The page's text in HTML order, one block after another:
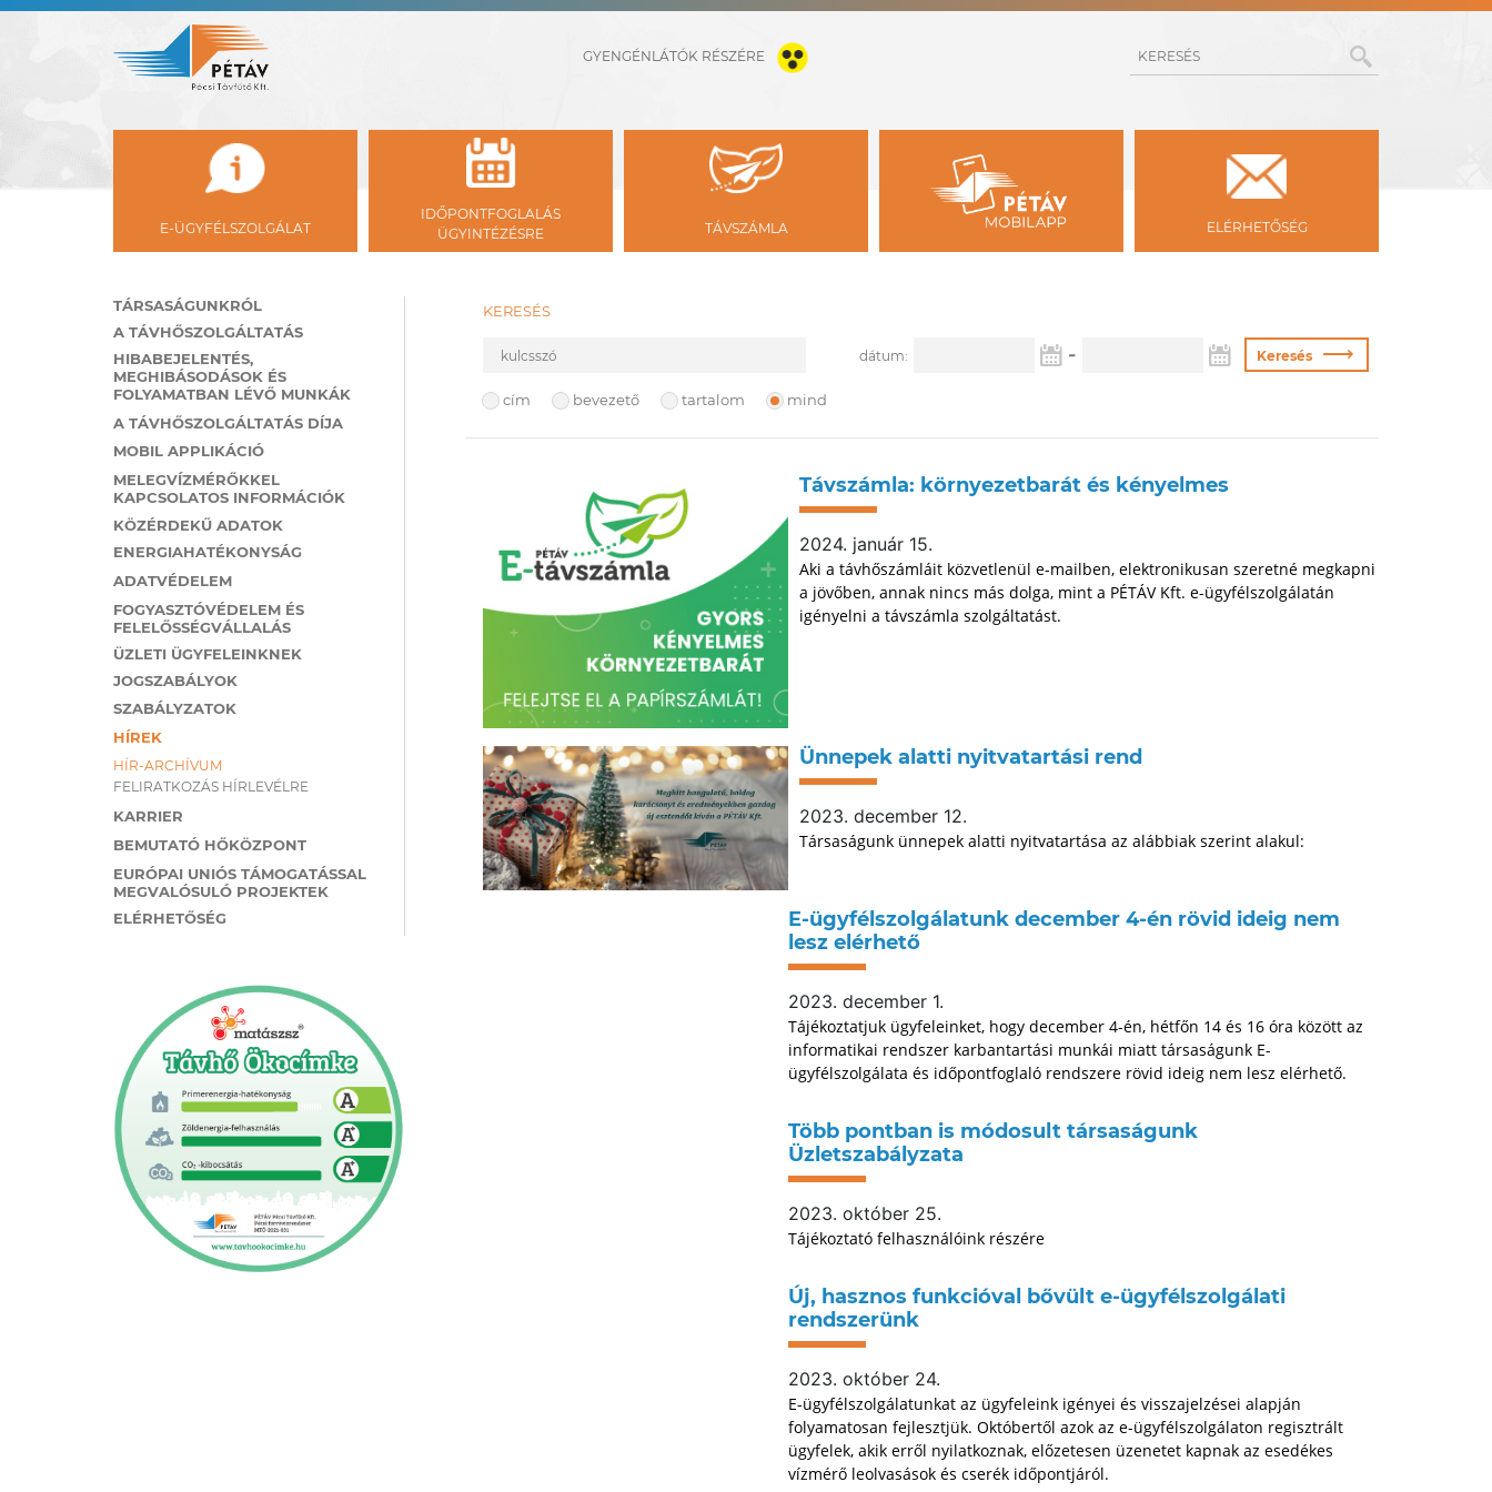
GYENGÉNLÁTÓK RÉSZÉRE KERESÉS
E-ÜGYFÉLSZOLGÁLAT
IDŐPONTFOGLALÁS
ÜGYINTÉZÉSRE
TÁVSZÁMLA ELÉRHETŐSÉG
TÁRSASÁGUNKRÓL
A TÁVHŐSZOLGÁLTATÁS
HIBABEJELENTÉS,
MEGHIBÁSODÁSOK ÉS
FOLYAMATBAN LÉVŐ MUNKÁK
A TÁVHŐSZOLGÁLTATÁS DÍJA
MOBIL APPLIKÁCIÓ
MELEGVÍZMÉRŐKKEL
KAPCSOLATOS INFORMÁCIÓK
KÖZÉRDEKŰ ADATOK
ENERGIAHATÉKONYSÁG
ADATVÉDELEM
FOGYASZTÓVÉDELEM ÉS
FELELŐSSÉGVÁLLALÁS
ÜZLETI ÜGYFELEINKNEK
JOGSZABÁLYOK
SZABÁLYZATOK
HÍREK
HÍR-ARCHÍVUM
FELIRATKOZÁS HÍRLEVÉLRE
KARRIER
BEMUTATÓ HŐKÖZPONT
EURÓPAI UNIÓS TÁMOGATÁSSAL
MEGVALÓSULÓ PROJEKTEK
ELÉRHETŐSÉG
KERESÉS
Kulcsszó
Keresési hely
cím bevezető tartalom mind
dátum: - Keresés ⟶
Távszámla: környezetbarát és kényelmes
2024. január 15.
Aki a távhőszámláit közvetlenül e-mailben, elektronikusan szeretné megkapni
a jövőben, annak nincs más dolga, mint a PÉTÁV Kft. e-ügyfélszolgálatán
igényelni a távszámla szolgáltatást.
Ünnepek alatti nyitvatartási rend
2023. december 12.
Társaságunk ünnepek alatti nyitvatartása az alábbiak szerint alakul:
E-ügyfélszolgálatunk december 4-én rövid ideig nem
lesz elérhető
2023. december 1.
Tájékoztatjuk ügyfeleinket, hogy december 4-én, hétfőn 14 és 16 óra között az
informatikai rendszer karbantartási munkái miatt társaságunk E-
ügyfélszolgálata és időpontfoglaló rendszere rövid ideig nem lesz elérhető.
Több pontban is módosult társaságunk
Üzletszabályzata
2023. október 25.
Tájékoztató felhasználóink részére
Új, hasznos funkcióval bővült e-ügyfélszolgálati
rendszerünk
2023. október 24.
E-ügyfélszolgálatunkat az ügyfeleink igényei és visszajelzései alapján
folyamatosan fejlesztjük. Októbertől azok az e-ügyfélszolgálaton regisztrált
ügyfelek, akik erről nyilatkoznak, előzetesen üzenetet kapnak az esedékes
vízmérő leolvasások és cserék időpontjáról.